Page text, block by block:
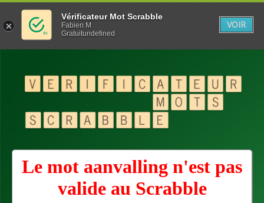
Le mot aanvalling n'est pas
valide au Scrabble
Vérificateur Mot Scrabble
Fabien M
Gratuitundefined
VOIR